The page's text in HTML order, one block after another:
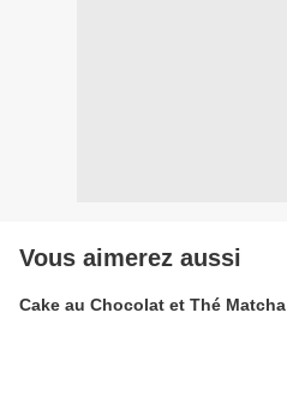
Vous aimerez aussi
Cake au Chocolat et Thé Matcha